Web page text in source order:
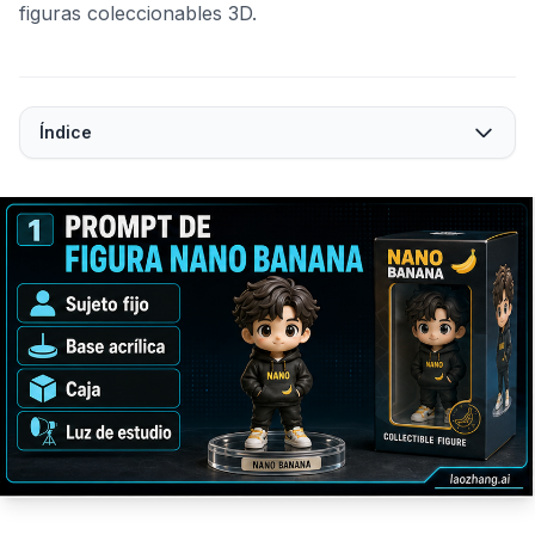
figuras coleccionables 3D.
Índice